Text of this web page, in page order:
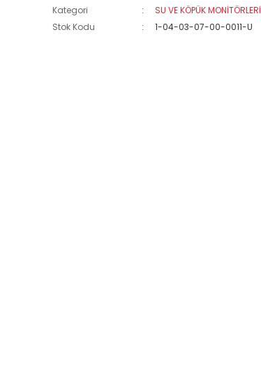
Kategori
SU VE KÖPÜK MONİTÖRLERİ
Stok Kodu
1-04-03-07-00-0011-U